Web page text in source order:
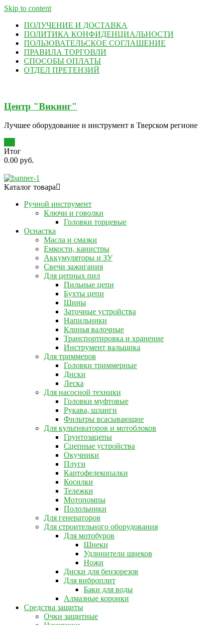
Skip to content
ПОЛУЧЕНИЕ И ДОСТАВКА
ПОЛИТИКА КОНФИДЕНЦИАЛЬНОСТИ
ПОЛЬЗОВАТЕЛЬСКОЕ СОГЛАШЕНИЕ
ПРАВИЛА ТОРГОВЛИ
СПОСОБЫ ОПЛАТЫ
ОТДЕЛ ПРЕТЕНЗИЙ
Центр "Викинг"
Лучшее оборудование и инструмент в Тверском регионе
Итог
0.00 руб.
Каталог товара
Ручной инструмент
Ключи и говолки
Головки торцевые
Оснастка
Масла и смазки
Емкости, канистры
Аккумуляторы и ЗУ
Свечи зажигания
Для цепных пил
Пильные цепи
Бухты цепи
Шины
Заточные устройства
Напильники
Клинья валочные
Транспортировка и хранение
Инструмент вальщика
Для триммеров
Головки триммерные
Диски
Леска
Для насосной техники
Головки муфтовые
Рукава, шланги
Фильтры всасывающие
Для культиваторов и мотоблоков
Грунтозацепы
Сцепные устройства
Окучники
Плуги
Картофелекопалки
Косилки
Тележки
Мотопомпы
Полольники
Для генераторов
Для строительного оборудования
Для мотобуров
Шнеки
Удлинители шнеков
Ножи
Диски для бензорезов
Для виброплит
Баки для воды
Алмазные коронки
Средства защиты
Очки защитные